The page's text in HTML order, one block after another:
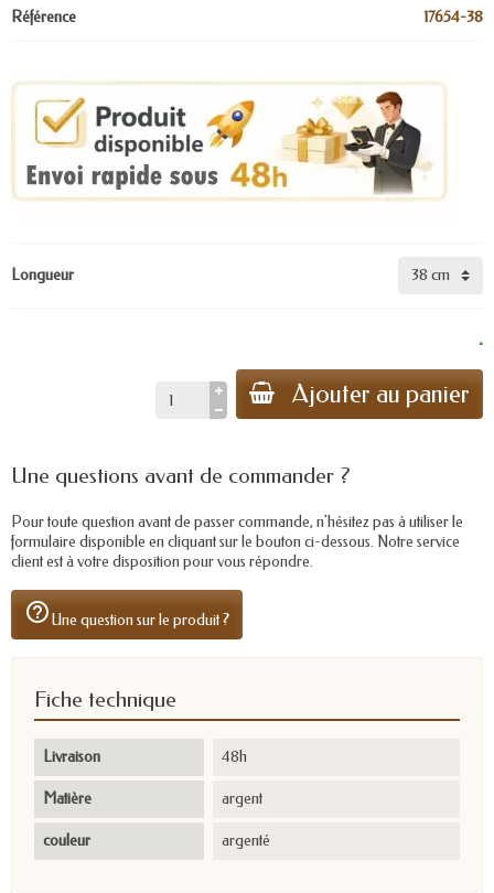
Référence 17654-38
Longueur
.
Ajouter au panier
Une questions avant de commander ?
Pour toute question avant de passer commande, n'hésitez pas à utiliser le
formulaire disponible en cliquant sur le bouton ci-dessous. Notre service
client est à votre disposition pour vous répondre.
help_outlineUne question sur le produit ?
Fiche technique
Livraison 48h
Matière argent
couleur argenté